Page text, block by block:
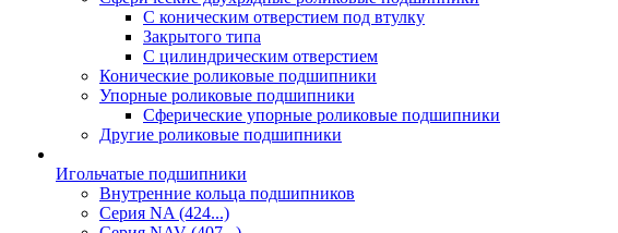
С коническим отверстием под втулку
Закрытого типа
С цилиндрическим отверстием
Конические роликовые подшипники
Упорные роликовые подшипники
Сферические упорные роликовые подшипники
Другие роликовые подшипники
Игольчатые подшипники
Внутренние кольца подшипников
Серия NA (424...)